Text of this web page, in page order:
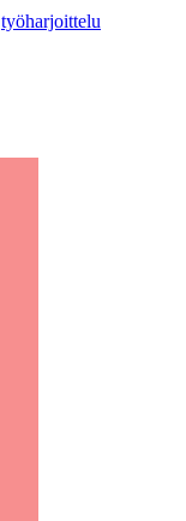
työharjoittelu